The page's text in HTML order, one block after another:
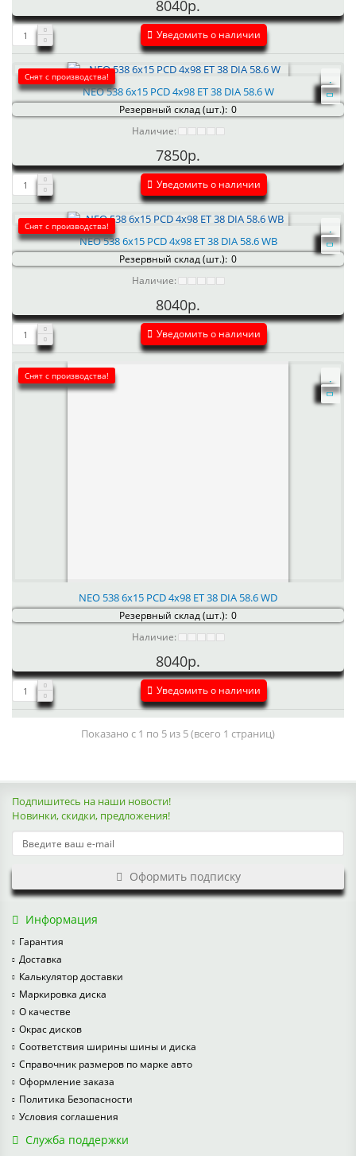
8040р.
Уведомить о наличии
Снят с производства!
NEO 538 6x15 PCD 4x98 ET 38 DIA 58.6 W
Резервный склад (шт.): 0
Наличие:
7850р.
Уведомить о наличии
Снят с производства!
NEO 538 6x15 PCD 4x98 ET 38 DIA 58.6 WB
Резервный склад (шт.): 0
Наличие:
8040р.
Уведомить о наличии
Снят с производства!
NEO 538 6x15 PCD 4x98 ET 38 DIA 58.6 WD
Резервный склад (шт.): 0
Наличие:
8040р.
Уведомить о наличии
Показано с 1 по 5 из 5 (всего 1 страниц)
Подпишитесь на наши новости!
Новинки, скидки, предложения!
Оформить подписку
Информация
Гарантия
Доставка
Калькулятор доставки
Маркировка диска
О качестве
Окрас дисков
Соответствия ширины шины и диска
Справочник размеров по марке авто
Оформление заказа
Политика Безопасности
Условия соглашения
Служба поддержки